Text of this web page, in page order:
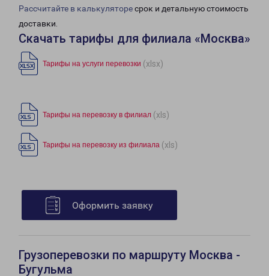
Рассчитайте в калькуляторесрок и детальную стоимость
доставки.
Скачать тарифы для филиала «Москва»
Тарифы на услуги перевозки (xlsx)
Тарифы на перевозку в филиал (xls)
Тарифы на перевозку из филиала (xls)
Оформить заявку
Грузоперевозки по маршруту Москва -
Бугульма